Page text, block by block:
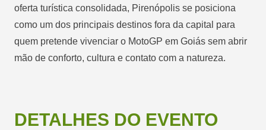
oferta turística consolidada, Pirenópolis se posiciona
como um dos principais destinos fora da capital para
quem pretende vivenciar o MotoGP em Goiás sem abrir
mão de conforto, cultura e contato com a natureza.
DETALHES DO EVENTO